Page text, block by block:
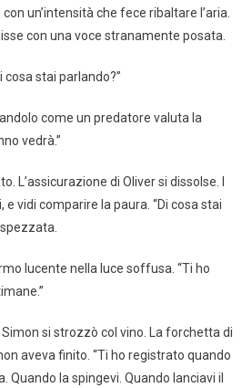
un’intensità che fece ribaltare l’aria.
con una voce stranamente posata.
cosa stai parlando?”
come un predatore valuta la
vedrà.”
L’assicurazione di Oliver si dissolse. I
vidi comparire la paura. “Di cosa stai
lucente nella luce soffusa. “Ti ho
si strozzò col vino. La forchetta di
aveva finito. “Ti ho registrato quando
la spingevi. Quando lanciavi il